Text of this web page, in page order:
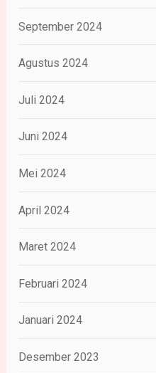
September 2024
Agustus 2024
Juli 2024
Juni 2024
Mei 2024
April 2024
Maret 2024
Februari 2024
Januari 2024
Desember 2023